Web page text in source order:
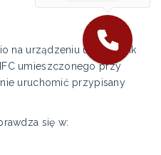
na urządzeniu użytkownik
umieszczonego przy
uruchomić przypisany
się w: